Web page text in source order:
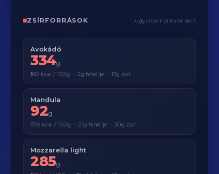
ZSÍRFORRÁSOK ugyanannyi kalóriáért
Avokádó
334g
160 kcal / 100g · 2g fehérje · 15g zsír
Mandula
92g
579 kcal / 100g · 21g fehérje · 50g zsír
Mozzarella light
285g